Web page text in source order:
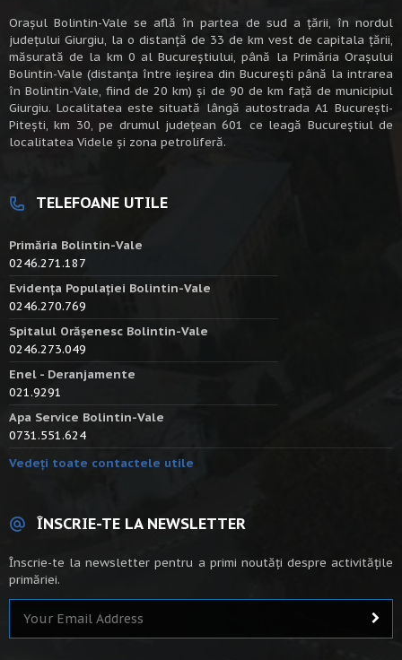
Oraşul Bolintin-Vale se află în partea de sud a ţării, în nordul
judeţului Giurgiu, la o distanţă de 33 de km vest de capitala țării,
măsurată de la km 0 al Bucureștiului, până la Primăria Orașului
Bolintin-Vale (distanța între ieșirea din București până la intrarea
în Bolintin-Vale, fiind de 20 km) şi de 90 de km faţă de municipiul
Giurgiu. Localitatea este situată lângă autostrada A1 Bucureşti-
Piteşti, km 30, pe drumul judeţean 601 ce leagă Bucureştiul de
localitatea Videle şi zona petroliferă.
TELEFOANE UTILE
Primăria Bolintin-Vale
0246.271.187
Evidența Populației Bolintin-Vale
0246.270.769
Spitalul Orășenesc Bolintin-Vale
0246.273.049
Enel - Deranjamente
021.9291
Apa Service Bolintin-Vale
0731.551.624
Vedeți toate contactele utile
ÎNSCRIE-TE LA NEWSLETTER
Înscrie-te la newsletter pentru a primi noutăți despre activitățile
primăriei.